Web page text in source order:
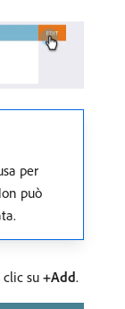
per
può
su +Add.